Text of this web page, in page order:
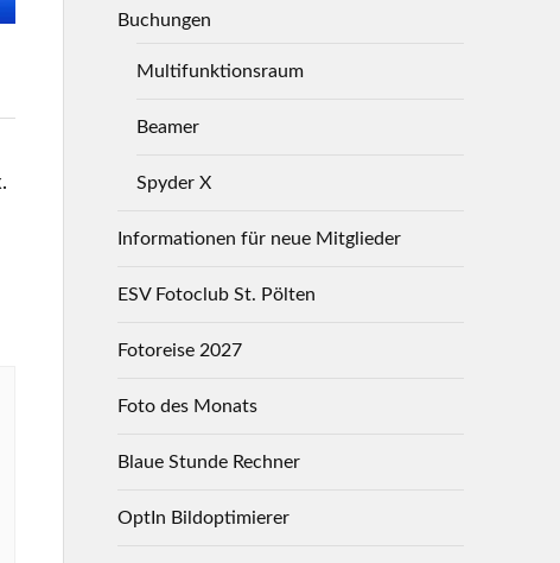
Buchungen
Multifunktionsraum
Beamer
Spyder X
Informationen für neue Mitglieder
ESV Fotoclub St. Pölten
Fotoreise 2027
Foto des Monats
Blaue Stunde Rechner
OptIn Bildoptimierer